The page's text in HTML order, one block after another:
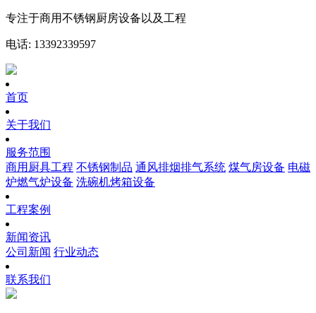
专注于商用不锈钢厨房设备以及工程
电话: 13392339597
首页
关于我们
服务范围
商用厨具工程 不锈钢制品 通风排烟排气系统 煤气房设备 电磁
炉燃气炉设备 洗碗机烤箱设备
工程案例
新闻资讯
公司新闻 行业动态
联系我们